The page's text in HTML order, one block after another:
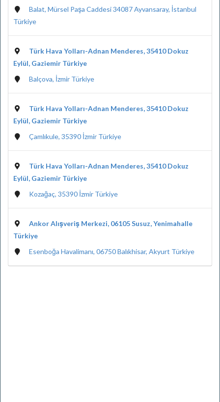
Balat, Mürsel Paşa Caddesi 34087 Ayvansaray, İstanbul
Türkiye
Türk Hava Yolları-Adnan Menderes, 35410 Dokuz
Eylül, Gaziemir Türkiye
Balçova, İzmir Türkiye
Türk Hava Yolları-Adnan Menderes, 35410 Dokuz
Eylül, Gaziemir Türkiye
Çamlıkule, 35390 İzmir Türkiye
Türk Hava Yolları-Adnan Menderes, 35410 Dokuz
Eylül, Gaziemir Türkiye
Kozağaç, 35390 İzmir Türkiye
Ankor Alışveriş Merkezi, 06105 Susuz, Yenimahalle
Türkiye
Esenboğa Havalimanı, 06750 Balıkhisar, Akyurt Türkiye